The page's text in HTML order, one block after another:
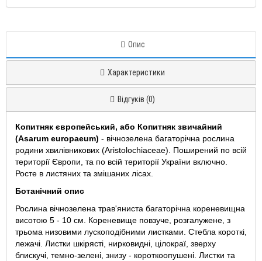
Опис
Характеристики
Відгуків (0)
Копитняк європейський, або Копитняк звичайний
(Asarum europaeum) - вічнозелена багаторічна рослина
родини хвилівникових (Aristolochiaceae). Поширений по всій
території Європи, та по всій території України включно.
Росте в листяних та змішаних лісах.
Ботанічний опис
Рослина вічнозелена трав'яниста багаторічна кореневищна
висотою 5 - 10 см. Кореневище повзуче, розгалужене, з
трьома низовими лускоподібними листками. Стебла короткі,
лежачі. Листки шкірясті, нирковидні, цілокраї, зверху
блискучі, темно-зелені, знизу - короткоопушені. Листки та